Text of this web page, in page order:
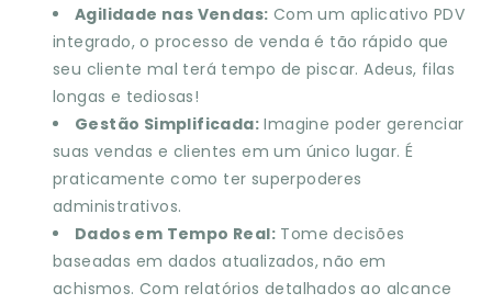
Agilidade nas Vendas: Com um aplicativo PDV
integrado, o processo de venda é tão rápido que
seu cliente mal terá tempo de piscar. Adeus, filas
longas e tediosas!
Gestão Simplificada: Imagine poder gerenciar
suas vendas e clientes em um único lugar. É
praticamente como ter superpoderes
administrativos.
Dados em Tempo Real: Tome decisões
baseadas em dados atualizados, não em
achismos. Com relatórios detalhados ao alcance